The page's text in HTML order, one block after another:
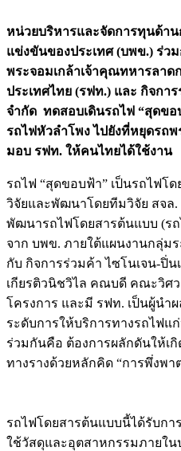
หน่วยบริหารและจัดการทุนด้า
แข่งขันของประเทศ (บพข.) ร่ว
พระจอมเกล้าเจ้าคุณทหารลาด
ประเทศไทย (รฟท.) และ กิจกา
จำกัด ทดสอบเดินรถไฟ “สุดขอ
รถไฟหัวลำโพง ไปยังที่หยุดรถพ
มอบ รฟท. ให้คนไทยได้ใช้งาน
รถไฟ “สุดขอบฟ้า” เป็นรถไฟโ
วิจัยและพัฒนาโดยทีมวิจัย สจล.
พัฒนารถไฟโดยสารต้นแบบ (ร
จาก บพข. ภายใต้แผนงานกลุ่ม
กับ กิจการร่วมค้า ไซโนเจน-ปิ่
เกียรติวนิชวิไล คณบดี คณะวิศ
โครงการ และมี รฟท. เป็นผู้นำ
ระดับการให้บริการทางรถไฟแ
ร่วมกันคือ ต้องการผลักดันให้เ
ทางรางด้วยหลักคิด “การพึ่งพา
รถไฟโดยสารต้นแบบนี้ได้รับก
ใช้วัสดุและอุตสาหกรรมภายในป